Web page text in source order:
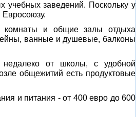
учебных заведений. Поскольку у
Евросоюзу.
комнаты и общие залы отдыха
ванные и душевые, балконы
от школы, с удобной
общежитий есть продуктовые
и питания - от 400 евро до 600